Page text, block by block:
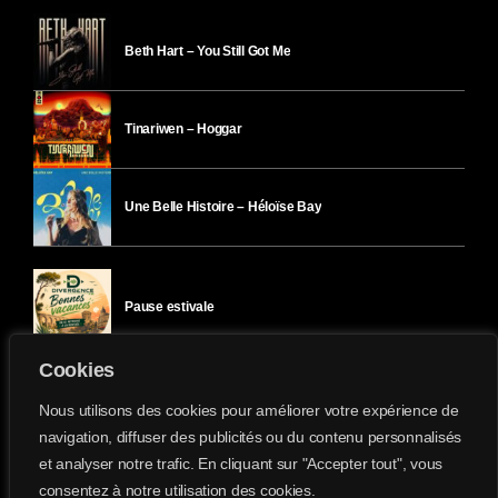
Cookies
Nous utilisons des cookies pour améliorer votre expérience de
navigation, diffuser des publicités ou du contenu personnalisés
et analyser notre trafic. En cliquant sur "Accepter tout", vous
consentez à notre utilisation des cookies.
Beth Hart – You Still Got Me
Tinariwen – Hoggar
Une Belle Histoire – Héloïse Bay
Pause estivale
Ici l’Ombre – mardi 28 juillet